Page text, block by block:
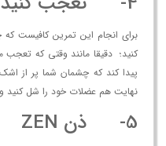
برای انجام این تمرین کافیست
کنید؛ دقیقا مانند وقتی که تعجب
پیدا کند که چشمان شما پر از
نهایت هم عضلات خود را شل کنید
5- ذن ZEN